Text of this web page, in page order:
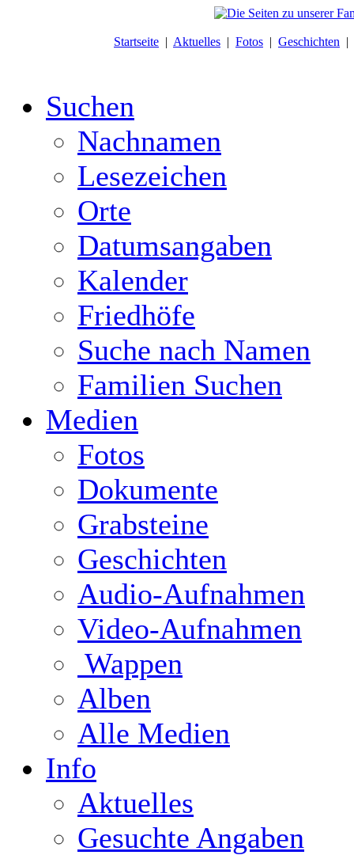
Startseite | Aktuelles | Fotos | Geschichten |
Suchen
Nachnamen
Lesezeichen
Orte
Datumsangaben
Kalender
Friedhöfe
Suche nach Namen
Familien Suchen
Medien
Fotos
Dokumente
Grabsteine
Geschichten
Audio-Aufnahmen
Video-Aufnahmen
Wappen
Alben
Alle Medien
Info
Aktuelles
Gesuchte Angaben